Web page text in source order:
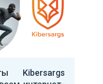
Kibersargs